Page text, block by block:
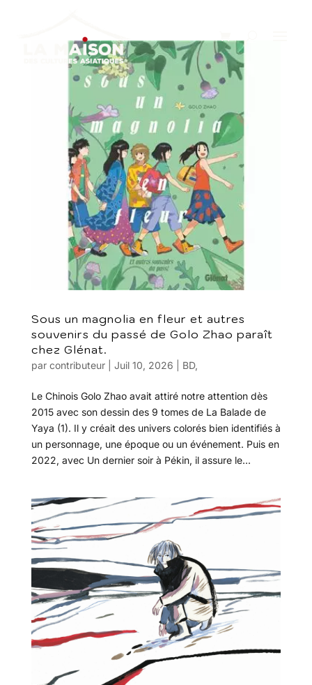
Sous un magnolia en fleur et autres
souvenirs du passé de Golo Zhao paraît
chez Glénat.
par contributeur| Juil 10, 2026 BD,
Le Chinois Golo Zhao avait attiré notre attention dès
2015 avec son dessin des 9 tomes de La Balade de
Yaya (1). Il y créait des univers colorés bien identifiés à
un personnage, une époque ou un événement. Puis en
2022, avec Un dernier soir à Pékin, il assure le...